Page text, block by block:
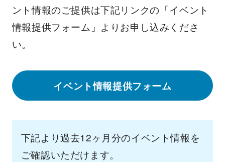
ント情報のご提供は下記リンクの「イベント
情報提供フォーム」よりお申し込みくださ
い。
イベント情報提供フォーム
下記より過去12ヶ月分のイベント情報を
ご確認いただけます。